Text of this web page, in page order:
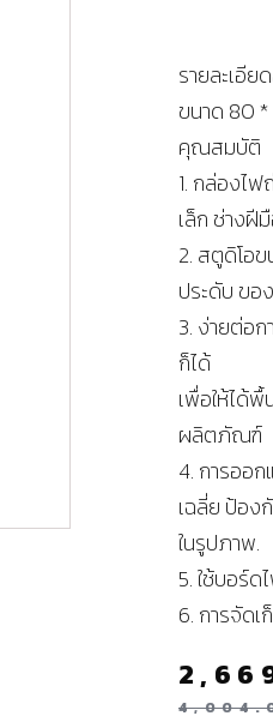
รายละเอีย
ขนาด 80
คุณสมบัติ
1. กล่องไ
เล็ก ช่างฝี
2. สตูดิโอ
ประดับ ขอ
3. ง่ายต่อ
ก็ได้
เพื่อให้ได้
ผลิตภัณฑ์
4. การออ
เฉลี่ย ป้อง
ในรูปภาพ.
5. ใช้บอร์
6. การจัด